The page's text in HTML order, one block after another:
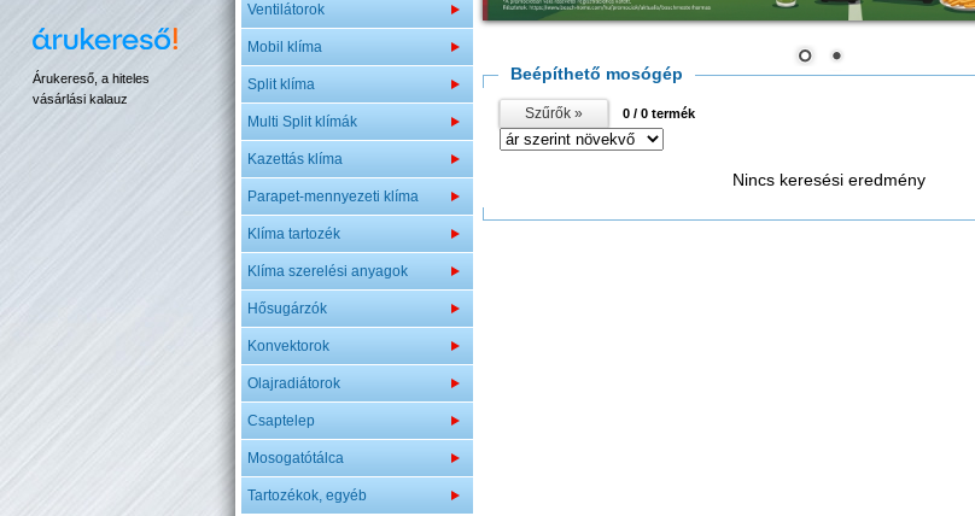
Árukereső, a hiteles
vásárlási kalauz
Ventilátorok
Mobil klíma
Split klíma
Multi Split klímák
Kazettás klíma
Parapet-mennyezeti klíma
Klíma tartozék
Klíma szerelési anyagok
Hősugárzók
Konvektorok
Olajradiátorok
Csaptelep
Mosogatótálca
Tartozékok, egyéb
Beépíthető mosógép
Szűrők » 0 / 0 termék
Nincs keresési eredmény